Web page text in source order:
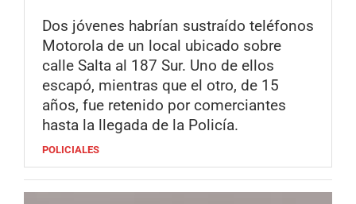
Dos jóvenes habrían sustraído teléfonos
Motorola de un local ubicado sobre
calle Salta al 187 Sur. Uno de ellos
escapó, mientras que el otro, de 15
años, fue retenido por comerciantes
hasta la llegada de la Policía.
POLICIALES